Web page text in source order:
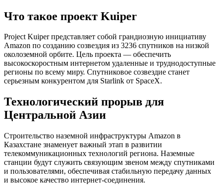
Что такое проект Kuiper
Project Kuiper представляет собой грандиозную инициативу
Amazon по созданию созвездия из 3236 спутников на низкой
околоземной орбите. Цель проекта — обеспечить
высокоскоростным интернетом удаленные и труднодоступные
регионы по всему миру. Спутниковое созвездие станет
серьезным конкурентом для Starlink от SpaceX.
Технологический прорыв для
Центральной Азии
Строительство наземной инфраструктуры Amazon в
Казахстане знаменует важный этап в развитии
телекоммуникационных технологий региона. Наземные
станции будут служить связующим звеном между спутниками
и пользователями, обеспечивая стабильную передачу данных
и высокое качество интернет-соединения.